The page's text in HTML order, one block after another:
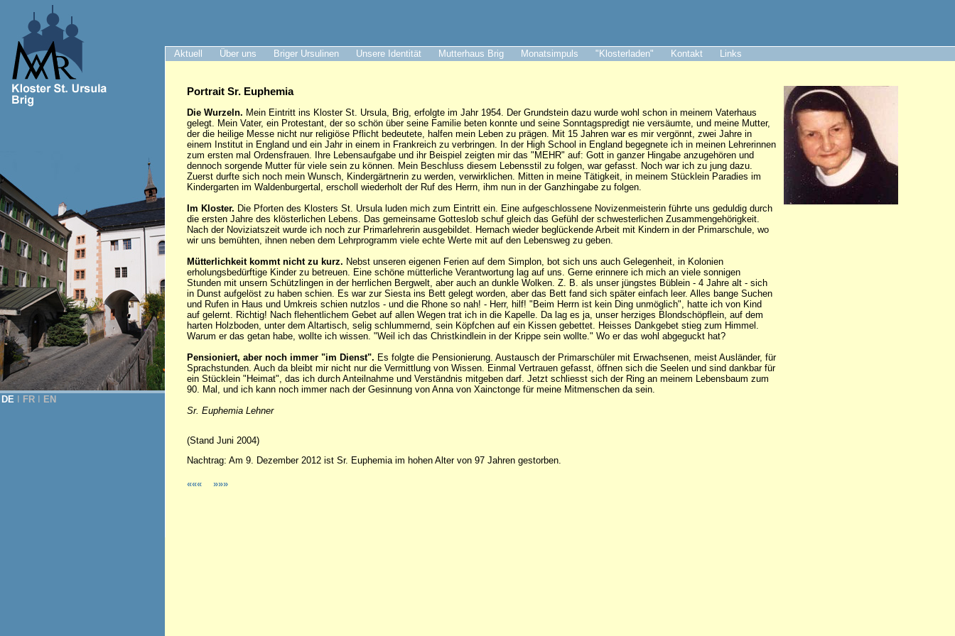
Aktuell Über uns Briger Ursulinen Unsere Identität Mutterhaus Brig Monatsimpuls "Klosterladen" Kontakt Links
DE FR EN
Portrait Sr. Euphemia
Die Wurzeln. Mein Eintritt ins Kloster St. Ursula, Brig, erfolgte im Jahr 1954. Der Grundstein dazu wurde wohl schon in meinem Vaterhaus
gelegt. Mein Vater, ein Protestant, der so schön über seine Familie beten konnte und seine Sonntagspredigt nie versäumte, und meine Mutter,
der die heilige Messe nicht nur religiöse Pflicht bedeutete, halfen mein Leben zu prägen. Mit 15 Jahren war es mir vergönnt, zwei Jahre in
einem Institut in England und ein Jahr in einem in Frankreich zu verbringen. In der High School in England begegnete ich in meinen Lehrerinnen
zum ersten mal Ordensfrauen. Ihre Lebensaufgabe und ihr Beispiel zeigten mir das "MEHR" auf: Gott in ganzer Hingabe anzugehören und
dennoch sorgende Mutter für viele sein zu können. Mein Beschluss diesem Lebensstil zu folgen, war gefasst. Noch war ich zu jung dazu.
Zuerst durfte sich noch mein Wunsch, Kindergärtnerin zu werden, verwirklichen. Mitten in meine Tätigkeit, in meinem Stücklein Paradies im
Kindergarten im Waldenburgertal, erscholl wiederholt der Ruf des Herrn, ihm nun in der Ganzhingabe zu folgen.
Im Kloster. Die Pforten des Klosters St. Ursula luden mich zum Eintritt ein. Eine aufgeschlossene Novizenmeisterin führte uns geduldig durch
die ersten Jahre des klösterlichen Lebens. Das gemeinsame Gotteslob schuf gleich das Gefühl der schwesterlichen Zusammengehörigkeit.
Nach der Noviziatszeit wurde ich noch zur Primarlehrerin ausgebildet. Hernach wieder beglückende Arbeit mit Kindern in der Primarschule, wo
wir uns bemühten, ihnen neben dem Lehrprogramm viele echte Werte mit auf den Lebensweg zu geben.
Mütterlichkeit kommt nicht zu kurz. Nebst unseren eigenen Ferien auf dem Simplon, bot sich uns auch Gelegenheit, in Kolonien
erholungsbedürftige Kinder zu betreuen. Eine schöne mütterliche Verantwortung lag auf uns. Gerne erinnere ich mich an viele sonnigen
Stunden mit unsern Schützlingen in der herrlichen Bergwelt, aber auch an dunkle Wolken. Z. B. als unser jüngstes Büblein - 4 Jahre alt - sich
in Dunst aufgelöst zu haben schien. Es war zur Siesta ins Bett gelegt worden, aber das Bett fand sich später einfach leer. Alles bange Suchen
und Rufen in Haus und Umkreis schien nutzlos - und die Rhone so nah! - Herr, hilf! "Beim Herrn ist kein Ding unmöglich", hatte ich von Kind
auf gelernt. Richtig! Nach flehentlichem Gebet auf allen Wegen trat ich in die Kapelle. Da lag es ja, unser herziges Blondschöpflein, auf dem
harten Holzboden, unter dem Altartisch, selig schlummernd, sein Köpfchen auf ein Kissen gebettet. Heisses Dankgebet stieg zum Himmel.
Warum er das getan habe, wollte ich wissen. "Weil ich das Christkindlein in der Krippe sein wollte." Wo er das wohl abgeguckt hat?
Pensioniert, aber noch immer "im Dienst". Es folgte die Pensionierung. Austausch der Primarschüler mit Erwachsenen, meist Ausländer, für
Sprachstunden. Auch da bleibt mir nicht nur die Vermittlung von Wissen. Einmal Vertrauen gefasst, öffnen sich die Seelen und sind dankbar für
ein Stücklein "Heimat", das ich durch Anteilnahme und Verständnis mitgeben darf. Jetzt schliesst sich der Ring an meinem Lebensbaum zum
90. Mal, und ich kann noch immer nach der Gesinnung von Anna von Xainctonge für meine Mitmenschen da sein.
Sr. Euphemia Lehner
(Stand Juni 2004)
Nachtrag: Am 9. Dezember 2012 ist Sr. Euphemia im hohen Alter von 97 Jahren gestorben.
««« »»»